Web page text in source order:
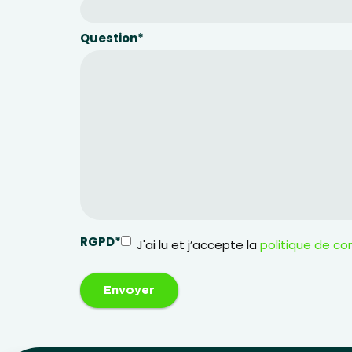
Question*
RGPD* J'ai lu et j’accepte la politique de